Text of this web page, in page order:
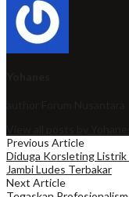
Previous Article
Diduga Korsleting Listrik
Jambi Ludes Terbakar
Next Article